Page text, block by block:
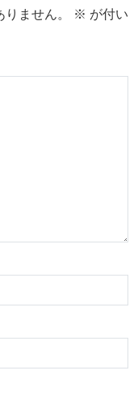
ません。 ※ が付い